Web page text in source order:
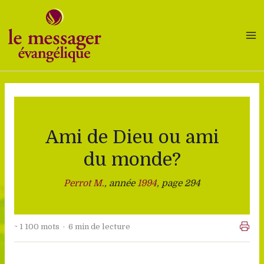
contenu
Ami de Dieu ou ami
du monde?
Perrot M., année1994, page 294
~ 1 100 mots · 6 min de lecture